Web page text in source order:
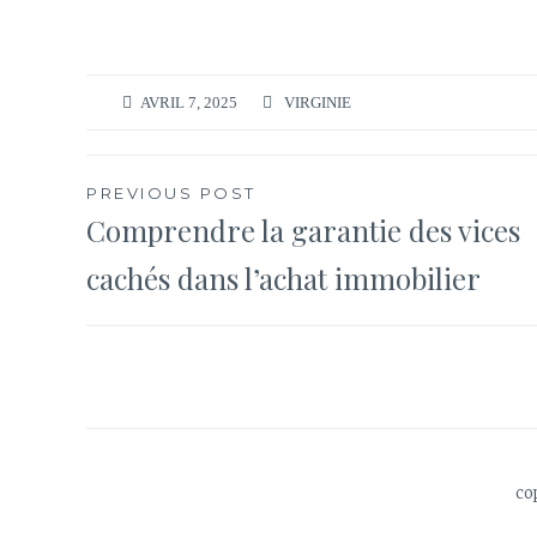
AVRIL 7, 2025 VIRGINIE
Navigation
de
PREVIOUS POST
Comprendre la garantie des vices
cachés dans l’achat immobilier